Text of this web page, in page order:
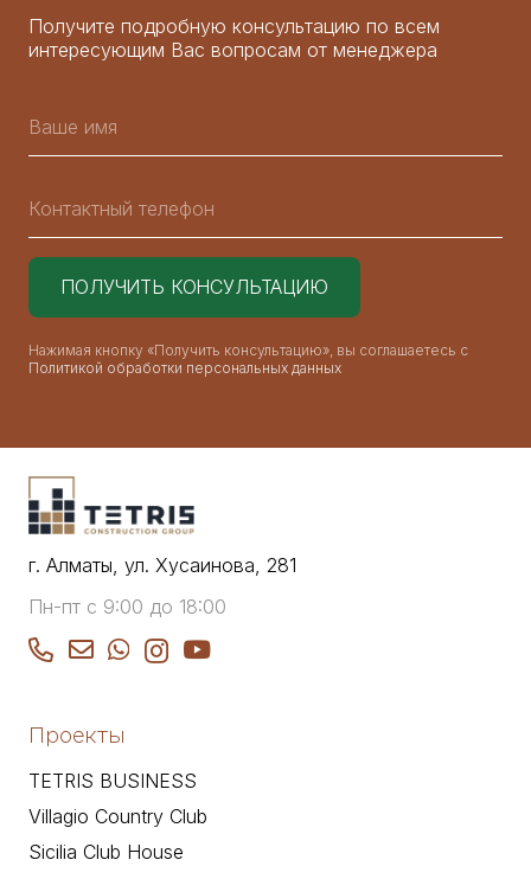
Получите подробную консультацию по всем
интересующим Вас вопросам от менеджера
Нажимая кнопку «Получить консультацию», вы соглашаетесь с
Политикой обработки персональных данных
г. Алматы, ул. Хусаинова, 281
Пн-пт с 9:00 до 18:00
Проекты
TETRIS BUSINESS
Villagio Country Club
Sicilia Club House